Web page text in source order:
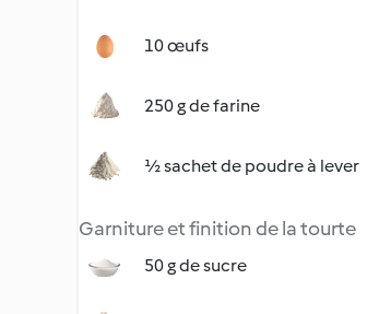
10 œufs
250 g de farine
½ sachet de poudre à lever
Garniture et finition de la tourte
50 g de sucre